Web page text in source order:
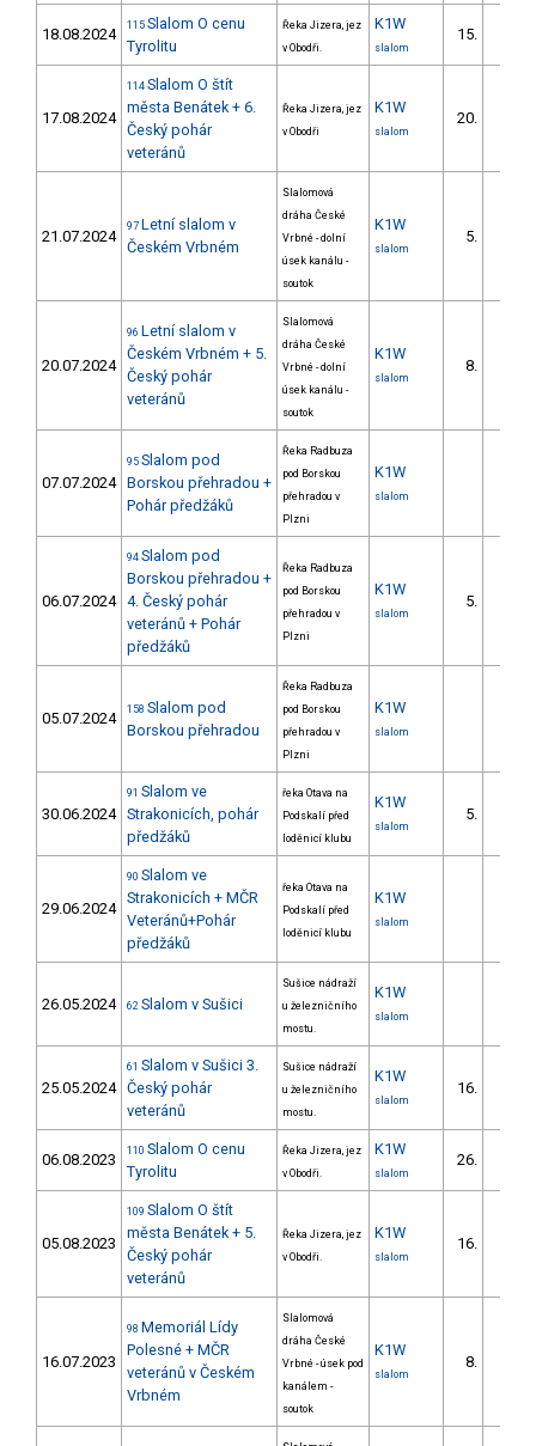
18.08.2024 115 Slalom O cenu
Tyrolitu
Řeka Jizera, jez
v Obodři.
K1W
slalom
15.
17.08.2024
114 Slalom O štít
města Benátek + 6.
Český pohár
veteránů
Řeka Jizera, jez
v Obodři
K1W
slalom
20.
21.07.2024
97 Letní slalom v
Českém Vrbném
Slalomová
dráha České
Vrbné - dolní
úsek kanálu -
soutok
K1W
slalom
5.
20.07.2024
96 Letní slalom v
Českém Vrbném + 5.
Český pohár
veteránů
Slalomová
dráha České
Vrbné - dolní
úsek kanálu -
soutok
K1W
slalom
8.
07.07.2024
95 Slalom pod
Borskou přehradou +
Pohár předžáků
Řeka Radbuza
pod Borskou
přehradou v
Plzni
K1W
slalom
06.07.2024
94 Slalom pod
Borskou přehradou +
4. Český pohár
veteránů + Pohár
předžáků
Řeka Radbuza
pod Borskou
přehradou v
Plzni
K1W
slalom
5.
05.07.2024 158 Slalom pod
Borskou přehradou
Řeka Radbuza
pod Borskou
přehradou v
Plzni
K1W
slalom
30.06.2024
91 Slalom ve
Strakonicích, pohár
předžáků
řeka Otava na
Podskalí před
loděnicí klubu
K1W
slalom
5.
29.06.2024
90 Slalom ve
Strakonicích + MČR
Veteránů+Pohár
předžáků
řeka Otava na
Podskalí před
loděnicí klubu
K1W
slalom
26.05.2024 62 Slalom v Sušici
Sušice nádraží
u železničního
mostu.
K1W
slalom
25.05.2024
61 Slalom v Sušici 3.
Český pohár
veteránů
Sušice nádraží
u železničního
mostu.
K1W
slalom
16.
06.08.2023 110 Slalom O cenu
Tyrolitu
Řeka Jizera, jez
v Obodři.
K1W
slalom
26.
05.08.2023
109 Slalom O štít
města Benátek + 5.
Český pohár
veteránů
Řeka Jizera, jez
v Obodři.
K1W
slalom
16.
16.07.2023
98 Memoriál Lídy
Polesné + MČR
veteránů v Českém
Vrbném
Slalomová
dráha České
Vrbné - úsek pod
kanálem -
soutok
K1W
slalom
8.